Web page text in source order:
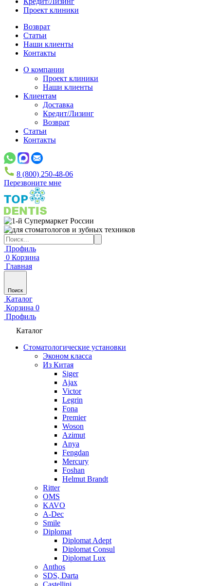
Проект клиники
Возврат
Статьи
Наши клиенты
Контакты
О компании
Проект клиники
Наши клиенты
Клиентам
Доставка
Кредит/Лизинг
Возврат
Статьи
Контакты
8 (800) 250-48-06
Перезвоните мне
Профиль
0 Корзина
Главная
Поиск
Каталог
Корзина 0
Профиль
Каталог
Стоматологические установки
Эконом класса
Из Китая
Siger
Ajax
Victor
Legrin
Fona
Premier
Woson
Azimut
Anya
Fengdan
Mercury
Foshan
Helmut Brandt
Ritter
OMS
KAVO
A-Dec
Smile
Diplomat
Diplomat Adept
Diplomat Consul
Diplomat Lux
Anthos
SDS, Darta
Castellini